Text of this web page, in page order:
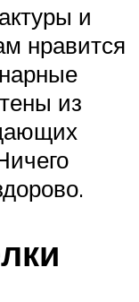
и
нравится
из